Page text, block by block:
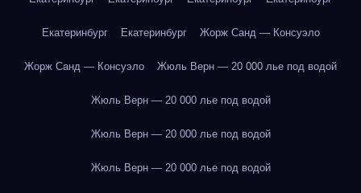
Екатеринбург Екатеринбург Жорж Санд — Консуэло
Жорж Санд — Консуэло Жюль Верн — 20 000 лье под водой
Жюль Верн — 20 000 лье под водой
Жюль Верн — 20 000 лье под водой
Жюль Верн — 20 000 лье под водой